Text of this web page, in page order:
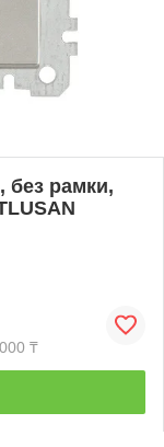
без рамки,
₸